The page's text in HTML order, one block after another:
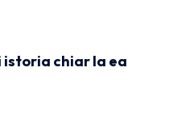
istoria chiar la ea